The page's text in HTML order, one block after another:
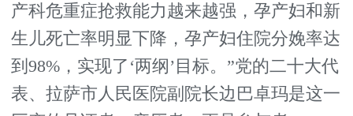
产科危重症抢救能力越来越强，孕产妇和新
生儿死亡率明显下降，孕产妇住院分娩率达
到98%，实现了‘两纲’目标。”党的二十大代
表、拉萨市人民医院副院长边巴卓玛是这一